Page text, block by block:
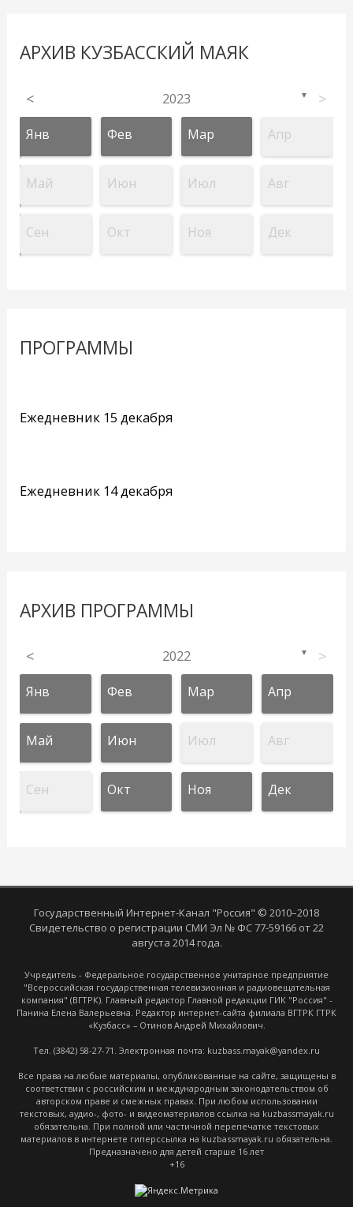
АРХИВ КУЗБАССКИЙ МАЯК
< 2023 ▼ >
Янв Фев Мар Апр
Май Июн Июл Авг
Сен Окт Ноя Дек
ПРОГРАММЫ
Ежедневник 15 декабря
Ежедневник 14 декабря
АРХИВ ПРОГРАММЫ
< 2022 ▼ >
Янв Фев Мар Апр
Май Июн Июл Авг
Сен Окт Ноя Дек
Государственный Интернет-Канал "Россия" © 2010–2018
Свидетельство о регистрации СМИ Эл № ФС 77-59166 от 22
августа 2014 года.
Учредитель - Федеральное государственное унитарное предприятие
"Всероссийская государственная телевизионная и радиовещательная
компания" (ВГТРК). Главный редактор Главной редакции ГИК "Россия" -
Панина Елена Валерьевна. Редактор интернет-сайта филиала ВГТРК ГТРК
«Кузбасс» – Отинов Андрей Михайлович.
Тел. (3842) 58-27-71. Электронная почта: kuzbass.mayak@yandex.ru
Все права на любые материалы, опубликованные на сайте, защищены в
соответствии с российским и международным законодательством об
авторском праве и смежных правах. При любом использовании
текстовых, аудио-, фото- и видеоматериалов ссылка на kuzbassmayak.ru
обязательна. При полной или частичной перепечатке текстовых
материалов в интернете гиперссылка на kuzbassmayak.ru обязательна.
Предназначено для детей старше 16 лет
+16